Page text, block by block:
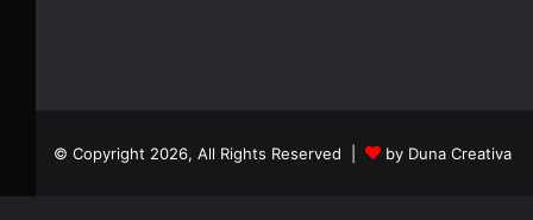
© Copyright 2026, All Rights Reserved | by Duna Creativa